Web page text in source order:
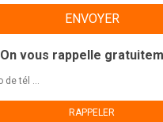
On vous rappelle